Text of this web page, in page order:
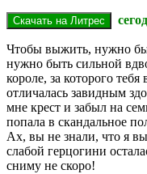
Чтобы выжить, нужно
нужно быть сильной
короле, за которого
отличалась завидным
мне крест и забыл на
попала в скандальное
Ах, вы не знали, что я
слабой герцогини
сниму не скоро!